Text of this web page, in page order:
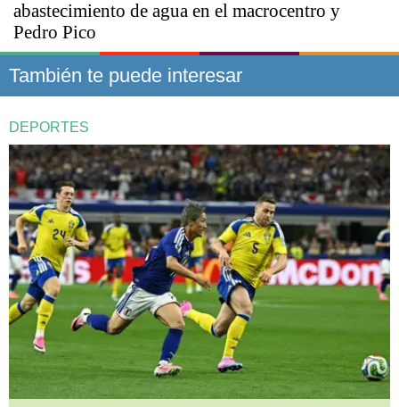
abastecimiento de agua en el macrocentro y
Pedro Pico
También te puede interesar
DEPORTES